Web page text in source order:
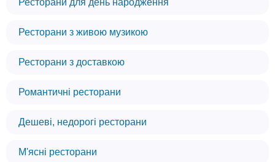
Ресторани для день народження
Ресторани з живою музикою
Ресторани з доставкою
Романтичні ресторани
Дешеві, недорогі ресторани
М'ясні ресторани